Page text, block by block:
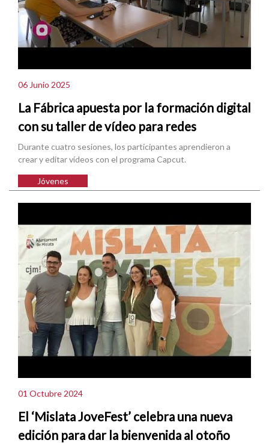
06 Junio 2025
La Fábrica apuesta por la formación digital
con su taller de vídeo para redes
Durante cuatro sesiones, los participantes aprendieron a
crear y editar vídeos con el programa Capcut.
Jóvenes
01 Octubre 2024
El ‘Mislata JoveFest’ celebra una nueva
edición para dar la bienvenida al otoño